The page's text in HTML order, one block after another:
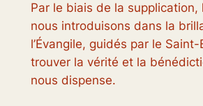
Par le biais de la supplication,
nous introduisons dans la
l’Évangile, guidés par le
trouver la vérité et la
nous dispense.